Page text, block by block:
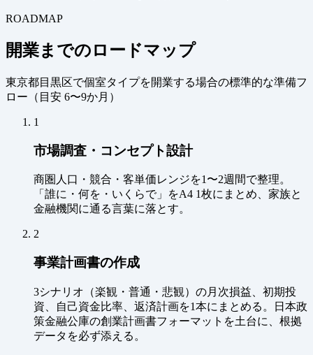
ROADMAP
開業までのロードマップ
東京都目黒区で個室タイプを開業する場合の標準的な準備フ
ロー（ 目安 6〜9か月 ）
1
市場調査・コンセプト設計
商圏人口・競合・客単価レンジを1〜2週間で整理。
「誰に・何を・いくらで」をA4 1枚にまとめ、家族と
金融機関に通る言葉に落とす。
2
事業計画書の作成
3シナリオ（楽観・普通・悲観）の月次損益、初期投
資、自己資金比率、返済計画を1本にまとめる。日本政
策金融公庫の創業計画書フォーマットを土台に、根拠
データを必ず添える。